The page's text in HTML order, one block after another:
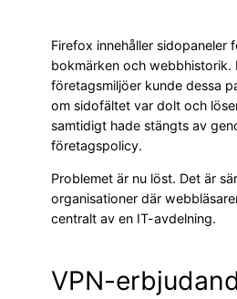
Firefox innehåller sidopaneler
bokmärken och webbhistorik.
företagsmiljöer kunde dessa
om sidofältet var dolt och
samtidigt hade stängts av
företagspolicy.
Problemet är nu löst. Det är
organisationer där
centralt av en IT-avdelning.
VPN-